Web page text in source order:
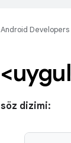
Android Developers
söz dizimi: